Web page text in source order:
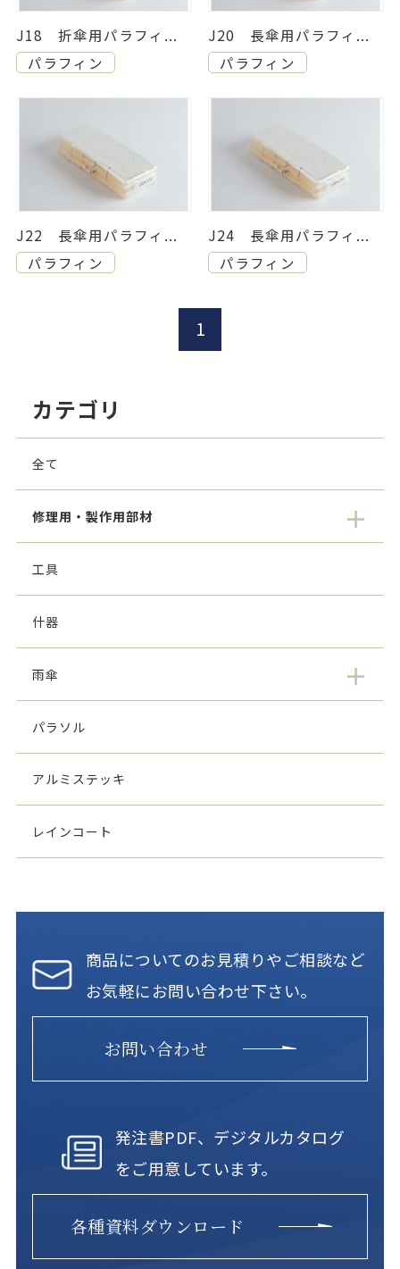
カテゴリ
全て
修理用・製作用部材
工具
什器
雨傘
パラソル
アルミステッキ
レインコート
J18 折傘用パラフィ...
パラフィン
J20 長傘用パラフィ...
パラフィン
J22 長傘用パラフィ...
パラフィン
J24 長傘用パラフィ...
パラフィン
1
商品についてのお見積りやご相談など
お気軽にお問い合わせ下さい。
お問い合わせ
発注書PDF、デジタルカタログ
をご用意しています。
各種資料ダウンロード